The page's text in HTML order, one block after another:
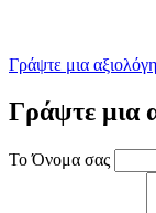
Γράψτε μια
Γράψτε μια
Το Όνομα σας